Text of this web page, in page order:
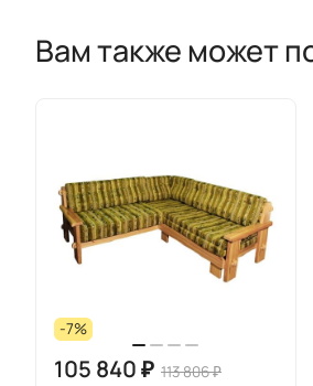
Вам также может
-7%
105 840 ₽ 113 806 ₽